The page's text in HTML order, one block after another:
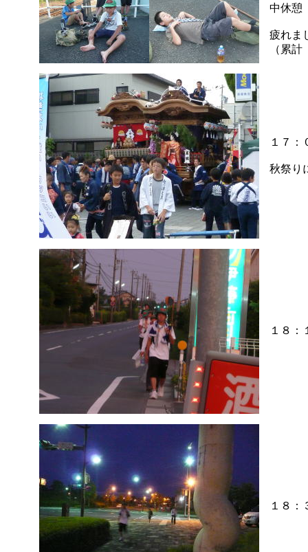
中休憩
疲れま
（累
１７：
秋祭り
１８
１８